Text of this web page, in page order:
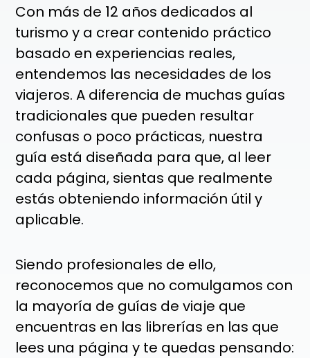
Con más de 12 años dedicados al
turismo y a crear contenido práctico
basado en experiencias reales,
entendemos las necesidades de los
viajeros. A diferencia de muchas guías
tradicionales que pueden resultar
confusas o poco prácticas, nuestra
guía está diseñada para que, al leer
cada página, sientas que realmente
estás obteniendo información útil y
aplicable.
Siendo profesionales de ello,
reconocemos que no comulgamos con
la mayoría de guías de viaje que
encuentras en las librerías en las que
lees una página y te quedas pensando: